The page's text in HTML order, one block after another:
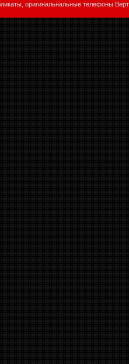
оригинальнальные телефоны